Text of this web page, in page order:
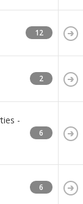
12
2
-
6
6